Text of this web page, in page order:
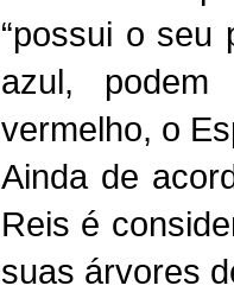
“possui o seu
azul,
vermelho, o
Ainda de
Reis é
suas árvores